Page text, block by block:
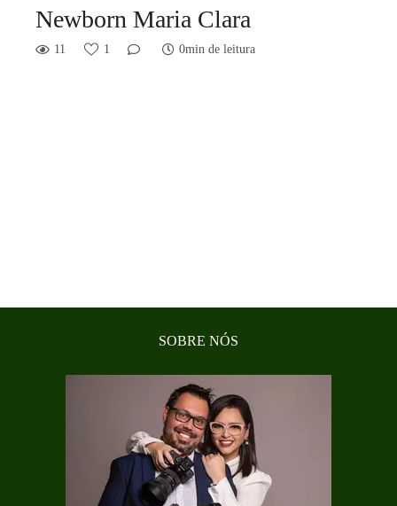
Newborn Maria Clara
11 1 0min de leitura
SOBRE NÓS